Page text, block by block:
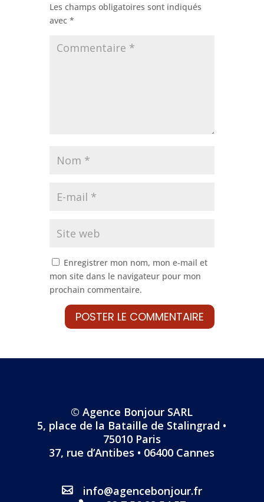
Les champs obligatoires sont indiqués
avec *
Enregistrer mon nom, mon e-mail et
mon site dans le navigateur pour mon
prochain commentaire.
© Agence Bonjour SARL
5, place de la Bataille de Stalingrad •
75010 Paris
37, rue d’Antibes • 06400 Cannes
info@agencebonjour.fr